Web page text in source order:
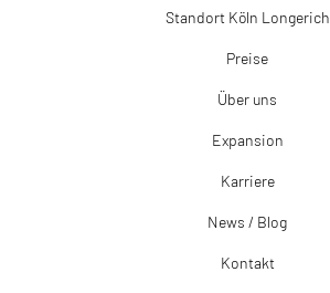
Standort Köln Longerich
Preise
Über uns
Expansion
Karriere
News / Blog
Kontakt